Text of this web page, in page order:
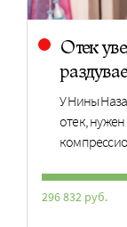
Отек
У Нины
отек,
296 832 руб.